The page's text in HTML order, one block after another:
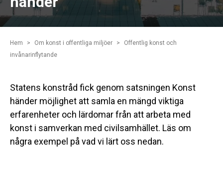
Hem Om konst i offentliga miljöer
Offentlig konst och
invånarinflytande
Statens konstråd fick genom satsningen Konst
händer möjlighet att samla en mängd viktiga
erfarenheter och lärdomar från att arbeta med
konst i samverkan med civilsamhället. Läs om
några exempel på vad vi lärt oss nedan.